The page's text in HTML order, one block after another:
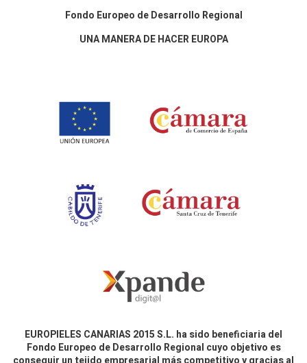
Fondo Europeo de Desarrollo Regional
UNA MANERA DE HACER EUROPA
EUROPIELES CANARIAS 2015 S.L. ha sido beneficiaria del
Fondo Europeo de Desarrollo Regional cuyo objetivo es